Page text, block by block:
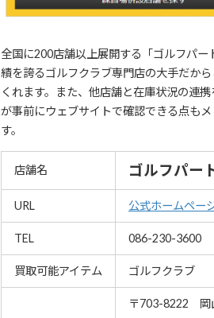
全国に200店舗以上展開する「ゴルフパ
績を誇るゴルフクラブ専門店の大手だか
くれます。また、他店舗と在庫状況の連
が事前にウェブサイトで確認できる点も
す。
店舗名 ゴルフパー
URL 公式ホームペー
TEL 086-230-3600
買取可能アイテム ゴルフクラブ
〒703-8222 岡